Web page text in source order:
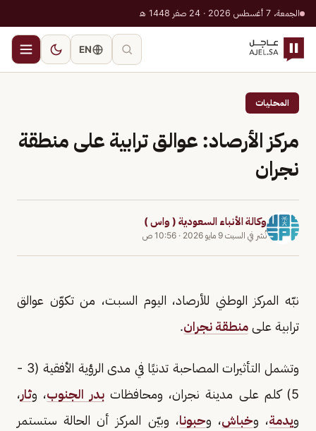
الجمعة، 7 أغسطس 2026 · 24 صفر 1448 هـ
EN
المحليات
مركز الأرصاد: عوالق ترابية على منطقة
نجران
وكالة الأنباء السعودية ( واس )
نُشر في السبت 9 مايو 2026 · 10:56 ص
نبّه المركز الوطني للأرصاد، اليوم السبت، من تكوّن عوالق
ترابية على منطقة نجران.
وتشمل التأثيرات المصاحبة تدنيًا في مدى الرؤية الأفقية (3 -
5) كلم على مدينة نجران، ومحافظات
بدر الجنوب، وثار،
ويدمة، وخباش، وحبونا، وبيّن المركز أن الحالة ستستمر